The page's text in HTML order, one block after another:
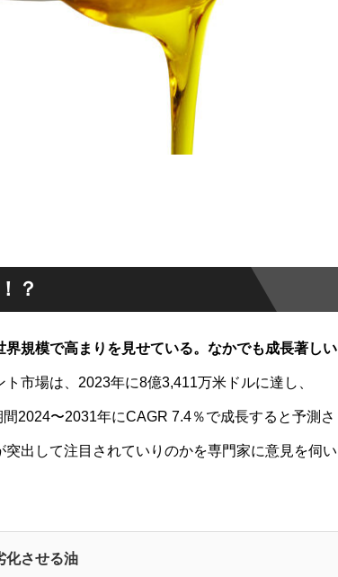
？
界規模で高まりを見せている。なかでも成長著しい
市場は、2023年に8億3,411万米ドルに達し、
2024〜2031年にCAGR 7.4％で成長すると予測さ
出して注目されていりのかを専門家に意見を伺い
化させる油